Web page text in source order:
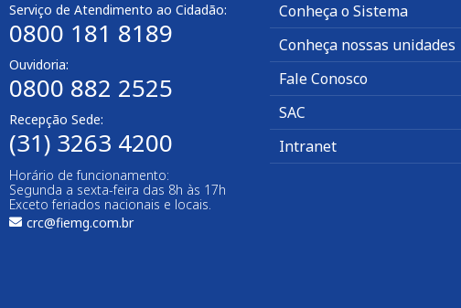
Serviço de Atendimento ao Cidadão:
0800 181 8189
Ouvidoria:
0800 882 2525
Recepção Sede:
(31) 3263 4200
Horário de funcionamento:
Segunda a sexta-feira das 8h às 17h
Exceto feriados nacionais e locais.
crc@fiemg.com.br
Conheça o Sistema
Conheça nossas unidades
Fale Conosco
SAC
Intranet